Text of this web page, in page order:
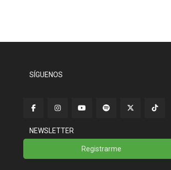
SÍGUENOS
NEWSLETTER
Registrarme